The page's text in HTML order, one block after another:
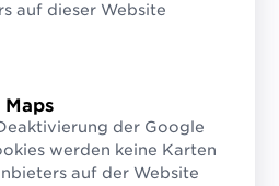
vor den Vorhang
GS1 Sync Stars
ein besonders
für hochwertige
sorgen so dafür,
auf dieser Website
Maps
der Google
werden keine Karten
auf der Website